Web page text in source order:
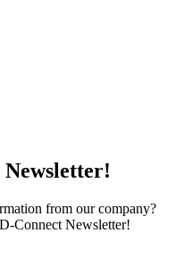
from our company?
Connect Newsletter!